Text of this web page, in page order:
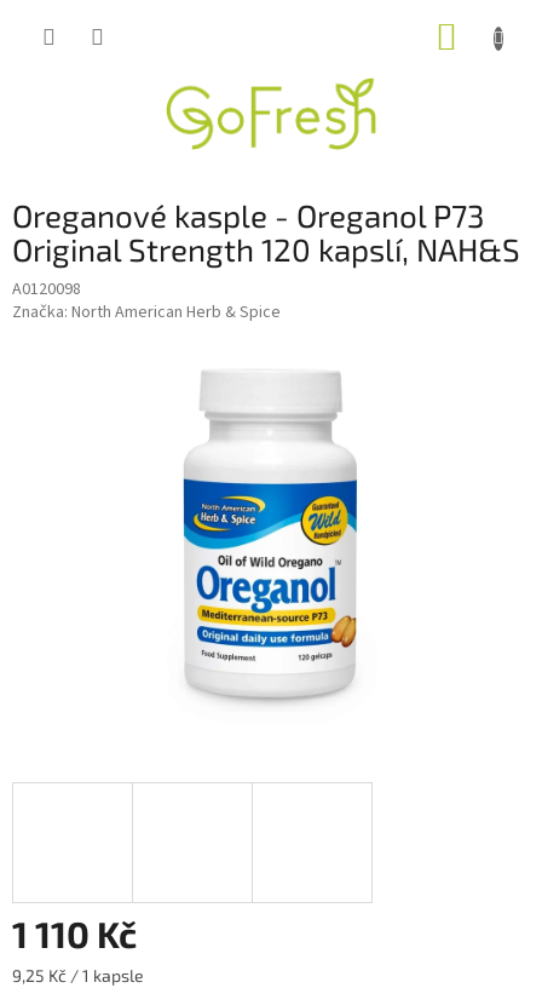
Oreganové kasple - Oreganol P73
Original Strength 120 kapslí, NAH&S
A0120098
Značka: North American Herb & Spice
1 110 Kč
Měrná
9,25 Kč / 1 kapsle